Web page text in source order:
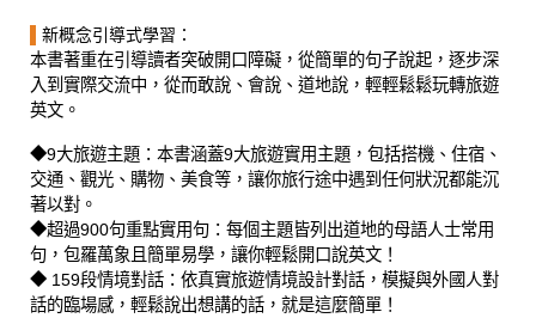
新概念引導式學習：
本書著重在引導讀者突破開口障礙，從簡單的句子說起，逐步深
入到實際交流中，從而敢說、會說、道地說，輕輕鬆鬆玩轉旅遊
英文。
◆9大旅遊主題：本書涵蓋9大旅遊實用主題，包括搭機、住宿、
交通、觀光、購物、美食等，讓你旅行途中遇到任何狀況都能沉
著以對。
◆超過900句重點實用句：每個主題皆列出道地的母語人士常用
句，包羅萬象且簡單易學，讓你輕鬆開口說英文！
◆ 159段情境對話：依真實旅遊情境設計對話，模擬與外國人對
話的臨場感，輕鬆說出想講的話，就是這麼簡單！